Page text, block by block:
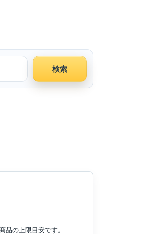
検索
品の上限目安です。